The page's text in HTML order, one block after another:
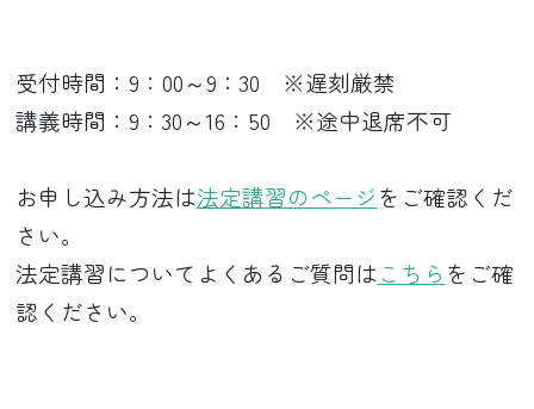
受付時間：9：00～9：30 ※遅刻厳禁
講義時間：9：30～16：50 ※途中退席不可
お申し込み方法は法定講習のページをご確認くだ
さい。
法定講習についてよくあるご質問は こちら をご確
認ください。